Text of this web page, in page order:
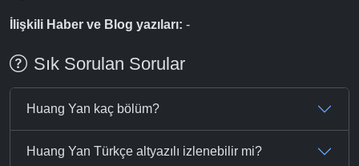
İlişkili Haber ve Blog yazıları: -
Sık Sorulan Sorular
Huang Yan kaç bölüm?
Huang Yan Türkçe altyazılı izlenebilir mi?